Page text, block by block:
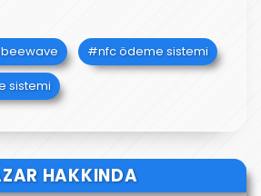
nfc ödeme sistemi
sistemi
HAKKINDA